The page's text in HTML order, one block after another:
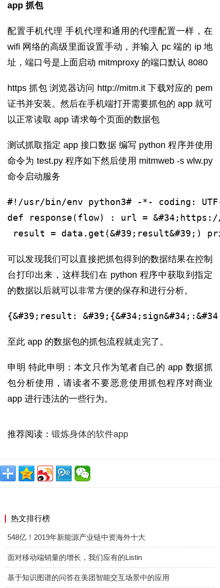
app 抓包
配置手机代理 手机代理和通用的代理配置一样，在
wifi 网络的高级里面设置手动，并输入 pc 端的 ip 地
址，端口号是上面启动 mitmproxy 的端口默认 8080
https 抓包 浏览器访问 http://mitm.it 下载对应的 pem
证书并安装。然后在手机端打开需要抓包的 app 就可
以正常读取 app 请求每个页面的数据包
测试抓取指定 app 接口数据 编写 python 程序并使用
命令为 test.py 程序如下然后使用 mitmweb -s wlw.py
命令启动服务
#!/usr/bin/env python3# -*- coding:
def response(flow) : url =
result =
可以发现我们可以直接把抓包得到的数据结果在控制
台打印出来，这样我们在 python 程序中获取到指定
的数据以后就可以非常方便的保存和进行分析。
{&#39;result:
至此 app 的数据包的抓包流程就走完了。
申明 特此申明：本文只作为笔者自己的 app 数据抓
包分析使用，请读者不要恶意使用抓包程序对商业
app 进行违法的一些行为。
推荐阅读： 锻炼身体的软件app
热文排行榜
548亿！2019年新能源产业链中资海外十大
面对移动端销量的增长，我们应有的Listin
基于知识图谱的问答在美团智能交互场景中的应用